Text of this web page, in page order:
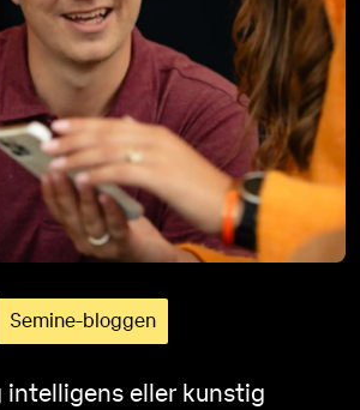
Semine-bloggen
intelligens eller kunstig